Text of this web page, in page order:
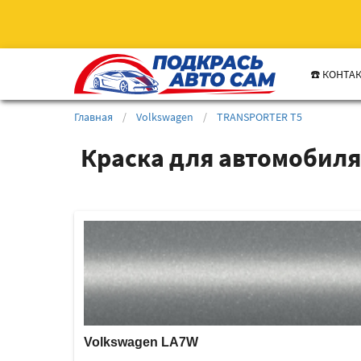
☎️
Главная / Volkswagen / TRANSPORTER T5
Краска для
Volkswagen LA7W